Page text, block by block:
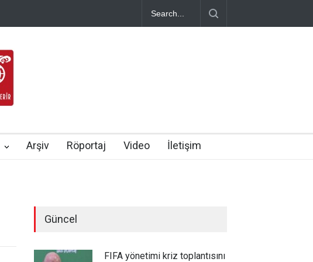
Arşiv Röportaj Video İletişim
Güncel
FIFA yönetimi kriz toplantısını